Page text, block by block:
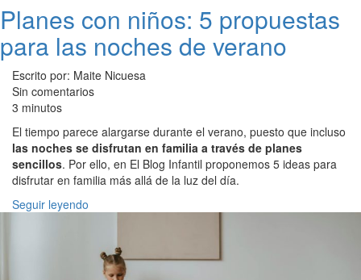
Planes con niños: 5 propuestas
para las noches de verano
Escrito por: Maite Nicuesa
Sin comentarios
3 minutos
El tiempo parece alargarse durante el verano, puesto que incluso
las noches se disfrutan en familia a través de planes
sencillos. Por ello, en El Blog Infantil proponemos 5 ideas para
disfrutar en familia más allá de la luz del día.
Seguir leyendo